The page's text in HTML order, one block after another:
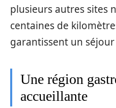
plusieurs autres sites
centaines de
garantissent un
Une région
accueillante